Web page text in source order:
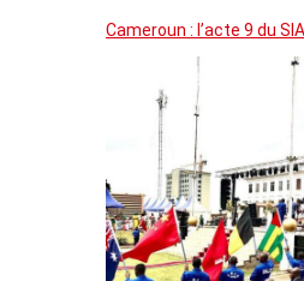
Cameroun : l’acte 9 du